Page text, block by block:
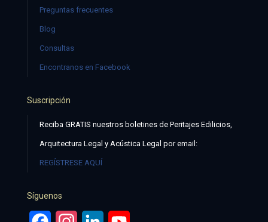
Preguntas frecuentes
Blog
Consultas
Encontranos en Facebook
Suscripción
Reciba GRATIS nuestros boletines de Peritajes Edilicios,
Arquitectura Legal y Acústica Legal por email:
REGÍSTRESE AQUÍ
Síguenos